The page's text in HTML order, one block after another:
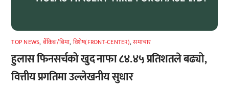
TOP NEWS, बैंकिङ/बिमा, विशेष(FRONT-CENTER),समाचार
हुलास फिनसर्चको खुद नाफा ८४.४५ प्रतिशतले बढ्यो,
वित्तीय प्रगतिमा उल्लेखनीय सुधार